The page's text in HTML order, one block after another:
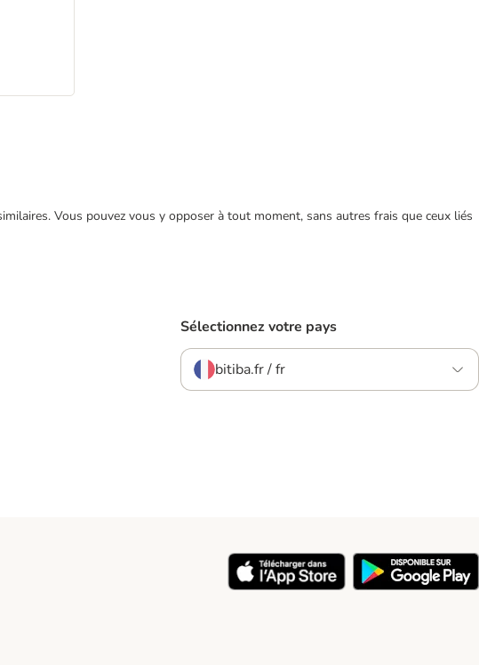
Vous pouvez vous y opposer à tout moment, sans autres frais que ceux liés
Sélectionnez votre pays
bitiba.fr / fr